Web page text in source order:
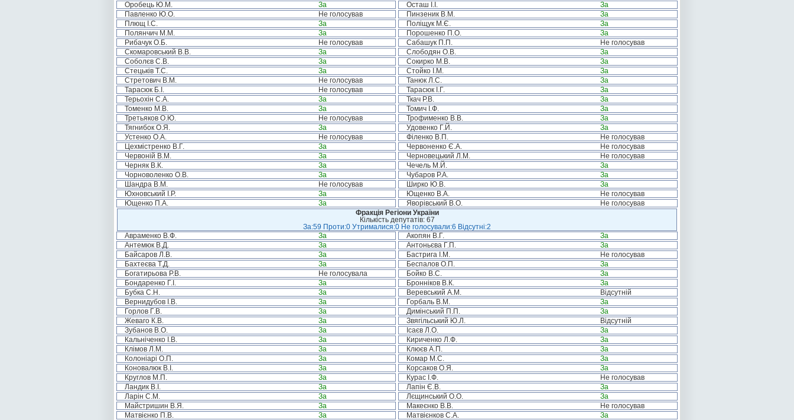
Оробець Ю.М.
За Осташ І.І.
За
Павленко Ю.О.
Не голосував Пинзеник В.М.
За
Плющ І.С.
За Поліщук М.Є.
За
Полянчич М.М.
За Порошенко П.О.
За
Рибачук О.Б.
Не голосував Сабашук П.П.
Не голосував
Скомаровський В.В.
За Слободян О.В.
За
Соболєв С.В.
За Сокирко М.В.
За
Стецьків Т.С.
За Стойко І.М.
За
Стретович В.М.
Не голосував Танюк Л.С.
За
Тарасюк Б.І.
Не голосував Тарасюк І.Г.
За
Терьохін С.А.
За Ткач Р.В.
За
Томенко М.В.
За Томич І.Ф.
За
Третьяков О.Ю.
Не голосував Трофименко В.В.
За
Тягнибок О.Я.
За Удовенко Г.Й.
За
Устенко О.А.
Не голосував Філенко В.П.
Не голосував
Цехмістренко В.Г.
За Червоненко Є.А.
Не голосував
Червоній В.М.
За Черновецький Л.М.
Не голосував
Черняк В.К.
За Чечель М.Й.
За
Чорноволенко О.В.
За Чубаров Р.А.
За
Шандра В.М.
Не голосував Ширко Ю.В.
За
Юхновський І.Р.
За Ющенко В.А.
Не голосував
Ющенко П.А.
За Яворівський В.О.
Не голосував
Фракція Регіони України
Кількість депутатів: 67
За:59 Проти:0 Утрималися:0 Не голосували:6 Відсутні:2
Авраменко В.Ф.
За Акопян В.Г.
За
Антемюк В.Д.
За Антоньєва Г.П.
За
Байсаров Л.В.
За Бастрига І.М.
Не голосував
Бахтеєва Т.Д.
За Беспалов О.П.
За
Богатирьова Р.В.
Не голосувала Бойко В.С.
За
Бондаренко Г.І.
За Бронніков В.К.
За
Бубка С.Н.
За Веревський А.М.
Відсутній
Вернидубов І.В.
За Горбаль В.М.
За
Горлов Г.В.
За Димінський П.П.
За
Жеваго К.В.
За Звягільський Ю.Л.
Відсутній
Зубанов В.О.
За Ісаєв Л.О.
За
Кальніченко І.В.
За Кириченко Л.Ф.
За
Клімов Л.М.
За Клюєв А.П.
За
Колоніарі О.П.
За Комар М.С.
За
Коновалюк В.І.
За Корсаков О.Я.
За
Круглов М.П.
За Курас І.Ф.
Не голосував
Ландик В.І.
За Лапін Є.В.
За
Ларін С.М.
За Лєщинський О.О.
За
Майстришин В.Я.
За Макеєнко В.В.
Не голосував
Матвієнко П.В.
За Матвієнков С.А.
За